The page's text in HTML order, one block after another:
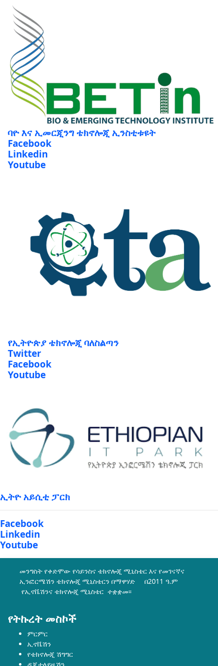
ባዮ እና ኢመርጂንግ ቴክኖሎጂ ኢንስቲቱዩት
Facebook
Linkedin
Youtube
የኢትዮጵያ ቴክኖሎጂ ባለስልጣን
Twitter
Facebook
Youtube
ኢትዮ አይሲቲ ፓርክ
Facebook
Linkedin
Youtube
መንግስት የቀድሞው የሳይንስና ቴክኖሎጂ ሚኒስቴር እና የመገናኛና
ኢንፎርሜሽን ቴክኖሎጂ ሚኒስቴርን በማዋሃድ በ2011 ዓ.ም
የኢኖቬሽንና ቴክኖሎጂ ሚኒስቴር ተቋቋመ፡፡
የትኩረት መስኮች
ምርምር
ኢኖቬሽን
የቴክኖሎጂ ሽግግር